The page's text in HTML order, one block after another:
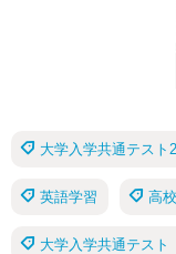
大学入学共通テスト
英語学習 高
大学入学共通テスト